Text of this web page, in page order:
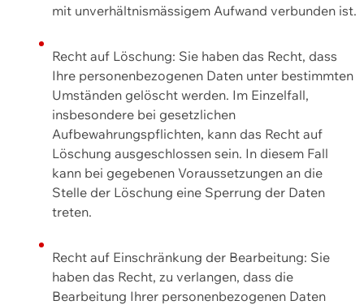
mit unverhältnismässigem Aufwand verbunden ist.
Recht auf Löschung: Sie haben das Recht, dass
Ihre personenbezogenen Daten unter bestimmten
Umständen gelöscht werden. Im Einzelfall,
insbesondere bei gesetzlichen
Aufbewahrungspflichten, kann das Recht auf
Löschung ausgeschlossen sein. In diesem Fall
kann bei gegebenen Voraussetzungen an die
Stelle der Löschung eine Sperrung der Daten
treten.
Recht auf Einschränkung der Bearbeitung: Sie
haben das Recht, zu verlangen, dass die
Bearbeitung Ihrer personenbezogenen Daten